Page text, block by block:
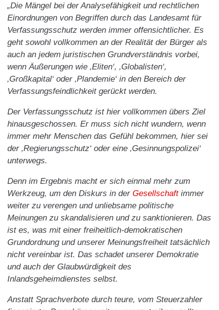
„Die Mängel bei der Analysefähigkeit und rechtlichen
Einordnungen von Begriffen durch das Landesamt für
Verfassungsschutz werden immer offensichtlicher. Es
geht sowohl vollkommen an der Realität der Bürger als
auch an jedem juristischen Grundverständnis vorbei,
wenn Äußerungen wie ‚Eliten‘, ‚Globalisten‘,
‚Großkapital‘ oder ‚Plandemie‘ in den Bereich der
Verfassungsfeindlichkeit gerückt werden.
Der Verfassungsschutz ist hier vollkommen übers Ziel
hinausgeschossen. Er muss sich nicht wundern, wenn
immer mehr Menschen das Gefühl bekommen, hier sei
der ‚Regierungsschutz‘ oder eine ‚Gesinnungspolizei‘
unterwegs.
Denn im Ergebnis macht er sich einmal mehr zum
Werkzeug, um den Diskurs in der Gesellschaftimmer
weiter zu verengen und unliebsame politische
Meinungen zu skandalisieren und zu sanktionieren. Das
ist es, was mit einer freiheitlich-demokratischen
Grundordnung und unserer Meinungsfreiheit tatsächlich
nicht vereinbar ist. Das schadet unserer Demokratie
und auch der Glaubwürdigkeit des
Inlandsgeheimdienstes selbst.
Anstatt Sprachverbote durch teure, vom Steuerzahler